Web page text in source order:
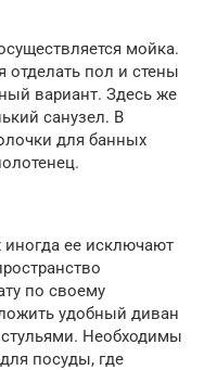
мойка.
отделать пол и стены
вариант. Здесь же
санузел. В
для банных
ее исключают
по своему
удобный диван
Необходимы
посуды, где